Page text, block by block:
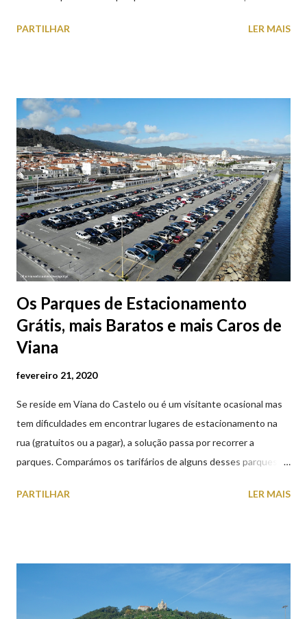
aproveite a paisagem como cenário para tirar algumas
PARTILHAR LER MAIS
Os Parques de Estacionamento
Grátis, mais Baratos e mais Caros de
Viana
fevereiro 21, 2020
Se reside em Viana do Castelo ou é um visitante ocasional mas
tem dificuldades em encontrar lugares de estacionamento na
rua (gratuitos ou a pagar), a solução passa por recorrer a
parques. Comparámos os tarifários de alguns desses parques de
subterrâneos) perto do centro da cidade (entenda-se por
subterrâneos. O Parque da Estação Viana Shopping é grátis de
2ª a 5ª feira a partir das 20:00 (DIAS ÚTEIS)
PARTILHAR LER MAIS